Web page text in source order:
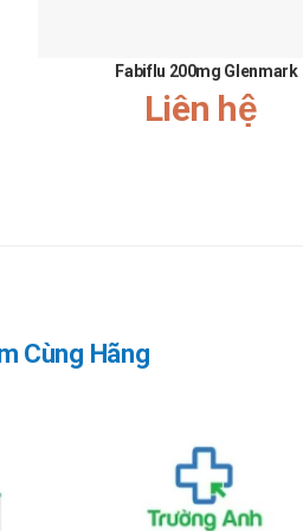
thuốc hay thầy đổi liều dùng của
lợi ích cao hơn nguy cơ), bệnh
sĩ.
Fabiflu 200mg Glenmark
Liên hệ
Cùng Hãng